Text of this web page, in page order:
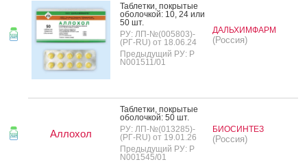
Таб­летки, пок­ры­тые
обо­лоч­кой: 10, 24 или
50 шт.
РУ: ЛП-№(005803)-
(РГ-RU) от 18.06.24
Предыдущий РУ: Р
N001511/01
ДАЛЬХИМФАРМ
(Россия)
Аллохол
Таб­летки, пок­ры­тые
обо­лоч­кой: 50 шт.
РУ: ЛП-№(013285)-
(РГ-RU) от 19.01.26
Предыдущий РУ: Р
N001545/01
БИОСИНТЕЗ
(Россия)